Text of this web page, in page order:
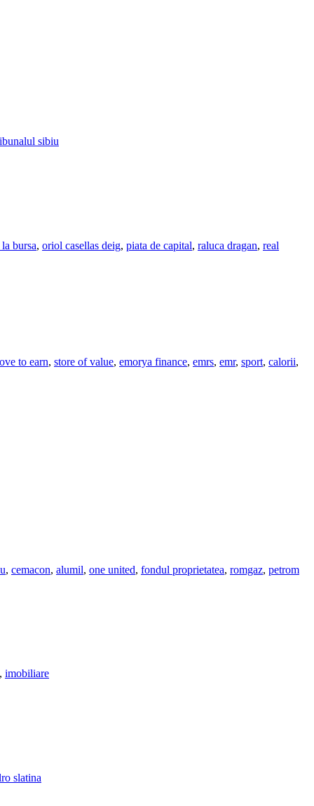
sibiu
bursa, oriol casellas deig, piata de capital, raluca dragan, real
to earn, store of value, emorya finance, emrs, emr, sport, calorii,
, cemacon, alumil, one united, fondul proprietatea, romgaz, petrom
, imobiliare
slatina